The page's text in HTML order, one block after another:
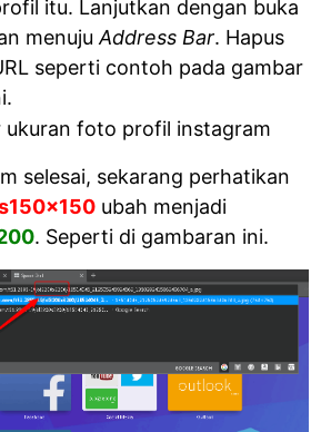
itu. Lanjutkan dengan buka
menuju Address Bar. Hapus
seperti contoh pada gambar
selesai, sekarang perhatikan
ubah menjadi
. Seperti di gambaran ini.